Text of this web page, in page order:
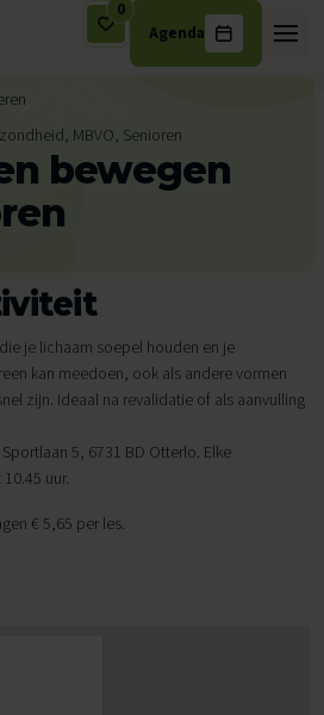
0
Agenda
MBVO, Senioren
bewegen
je lichaam soepel houden en je
kan meedoen, ook als andere vormen
zijn. Ideaal na revalidatie of als aanvulling
5, 6731 BD Otterlo. Elke
uur.
€ 5,65 per les.